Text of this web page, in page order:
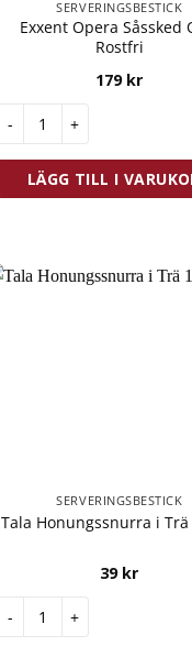
SERVERINGSBESTICK
Exxent Opera Såssked
Rostfri
179 kr
LÄGG TILL I
SERVERINGSBESTICK
Tala Honungssnurra i Trä
39 kr